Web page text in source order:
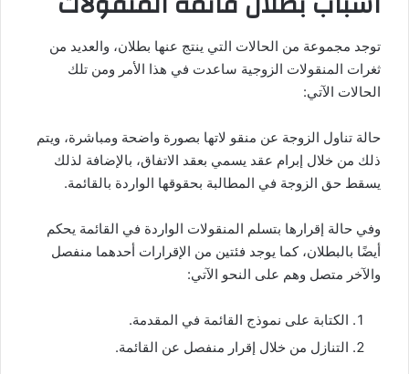
توجد مجموعة من الحالات التي ينتج عنها بطلان، والعديد من
ثغرات المنقولات الزوجية ساعدت في هذا الأمر ومن تلك
الحالات الآتي:
حالة تناول الزوجة عن منقو لاتها بصورة واضحة ومباشرة، ويتم
ذلك من خلال إبرام عقد يسمي بعقد الاتفاق، بالإضافة لذلك
يسقط حق الزوجة في المطالبة بحقوقها الواردة بالقائمة.
وفي حالة إقرارها بتسلم المنقولات الواردة في القائمة يحكم
أيضًا بالبطلان، كما يوجد فئتين من الإقرارات أحدهما منفصل
والآخر متصل وهم على النحو الآتي:
الكتابة على نموذج القائمة في المقدمة.
التنازل من خلال إقرار منفصل عن القائمة.